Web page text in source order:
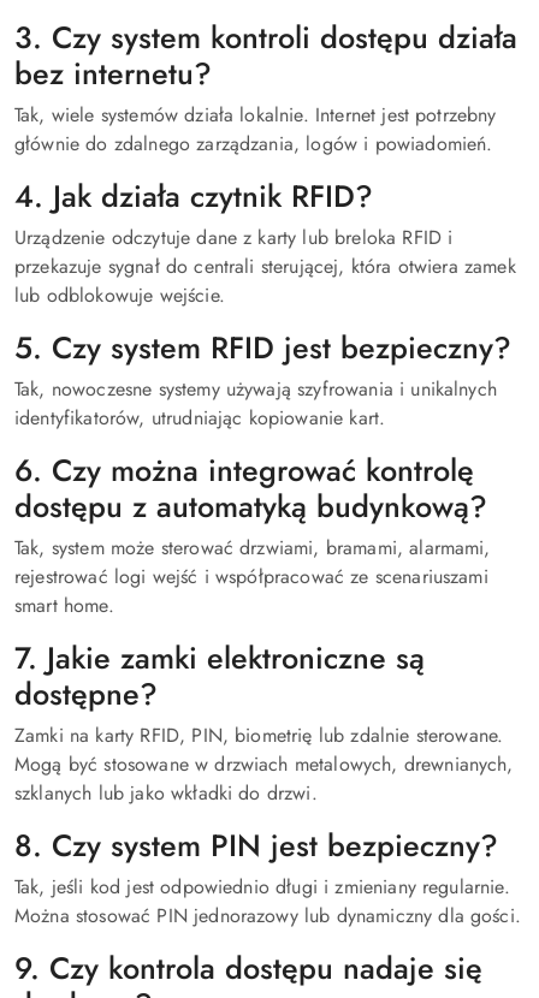
3. Czy system kontroli dostępu działa
bez internetu?
Tak, wiele systemów działa lokalnie. Internet jest potrzebny
głównie do zdalnego zarządzania, logów i powiadomień.
4. Jak działa czytnik RFID?
Urządzenie odczytuje dane z karty lub breloka RFID i
przekazuje sygnał do centrali sterującej, która otwiera zamek
lub odblokowuje wejście.
5. Czy system RFID jest bezpieczny?
Tak, nowoczesne systemy używają szyfrowania i unikalnych
identyfikatorów, utrudniając kopiowanie kart.
6. Czy można integrować kontrolę
dostępu z automatyką budynkową?
Tak, system może sterować drzwiami, bramami, alarmami,
rejestrować logi wejść i współpracować ze scenariuszami
smart home.
7. Jakie zamki elektroniczne są
dostępne?
Zamki na karty RFID, PIN, biometrię lub zdalnie sterowane.
Mogą być stosowane w drzwiach metalowych, drewnianych,
szklanych lub jako wkładki do drzwi.
8. Czy system PIN jest bezpieczny?
Tak, jeśli kod jest odpowiednio długi i zmieniany regularnie.
Można stosować PIN jednorazowy lub dynamiczny dla gości.
9. Czy kontrola dostępu nadaje się